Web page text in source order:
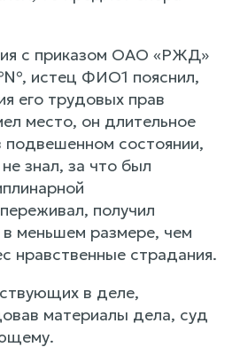
с приказом ОАО «РЖД»
истец ФИО1 пояснил,
его трудовых прав
место, он длительное
подвешенном состоянии,
знал, за что был
получил
меньшем размере, чем
нравственные страдания.
в деле,
материалы дела, суд